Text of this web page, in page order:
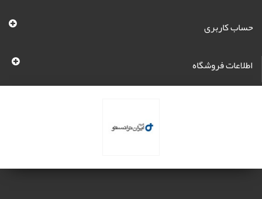
حساب کاربری
اطلاعات فروشگاه